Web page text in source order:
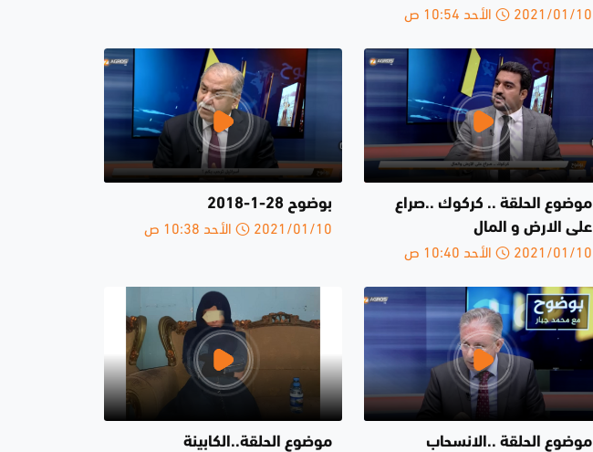
2021/01/10 الأحد 10:54 ص
موضوع الحلقة .. كركوك ..صراع
على الارض و المال
2021/01/10 الأحد 10:40 ص
بوضوح 28-1-2018
2021/01/10 الأحد 10:38 ص
موضوع الحلقة ..الانسحاب
موضوع الحلقة..الكابينة